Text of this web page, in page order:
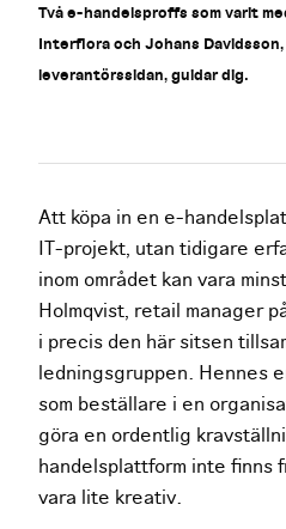
Två e-handelsproffs som varit
Interflora och Johans
leverantörssidan, guidar dig.
Att köpa in en e-
IT-projekt, utan tidigare
inom området kan vara
Holmqvist, retail manager
i precis den här sitsen
ledningsgruppen. Hennes
som beställare i en
göra en ordentlig
handelsplattform inte finns
vara lite kreativ.